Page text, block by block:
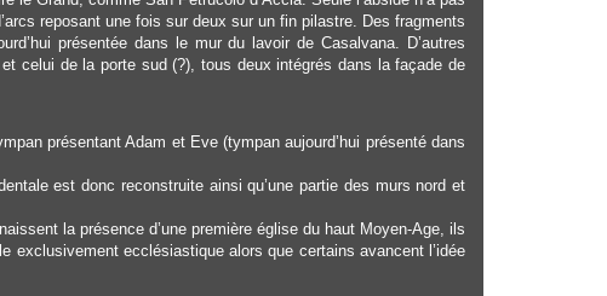
reposant une fois sur deux sur un fin pilastre. Des fragments
présentée dans le mur du lavoir de Casalvana. D’autres
celui de la porte sud (?), tous deux intégrés dans la façade de
présentant Adam et Eve (tympan aujourd’hui présenté dans
est donc reconstruite ainsi qu’une partie des murs nord et
la présence d’une première église du haut Moyen-Age, ils
exclusivement ecclésiastique alors que certains avancent l’idée